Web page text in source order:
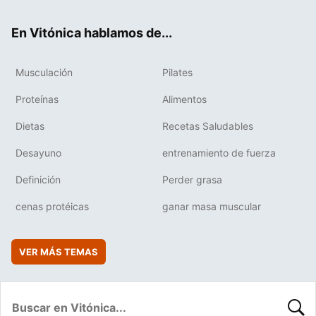
En Vitónica hablamos de...
Musculación Pilates
Proteínas Alimentos
Dietas Recetas Saludables
Desayuno entrenamiento de fuerza
Definición Perder grasa
cenas protéicas ganar masa muscular
VER MÁS TEMAS